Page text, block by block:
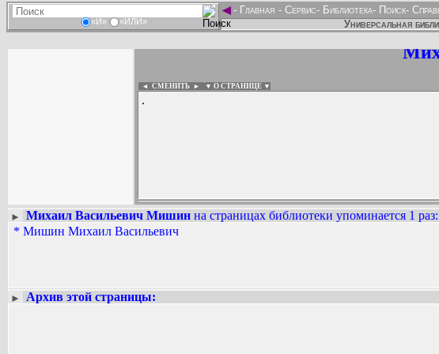
«И» «ИЛИ»
◄- Главная - Сервис- Библиотека- Поиск-
Универсальная
◄ СМЕНИТЬ ► ▼ О СТРАНИЦЕ ▼
.
Вадим Ершов...
...
► Михаил Васильевич Мишин на страницах библиотеки упоминается 1 раз:
* Мишин Михаил Васильевич
► Архив этой страницы: